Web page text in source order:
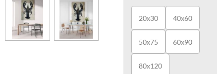
20x30 40x60
50x75 60x90
80x120